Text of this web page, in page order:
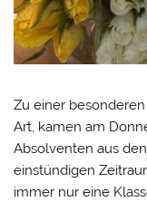
Zu einer
Art, kamen am
Absolventen aus
einstündigen
immer nur eine